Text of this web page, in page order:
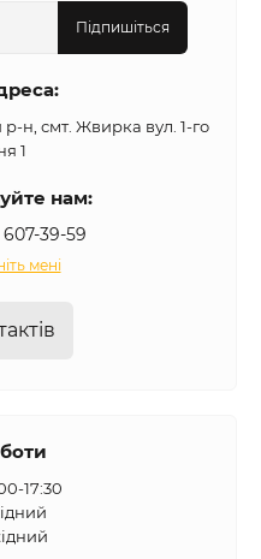
Підпишіться
р-н, смт. Жвирка вул. 1-го
1
нам:
39-59
мені
17:30